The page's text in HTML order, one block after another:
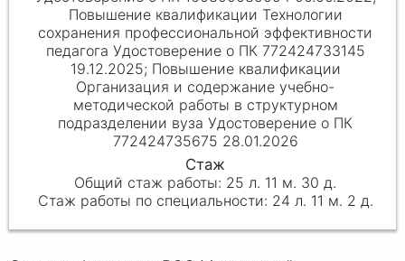
Повышение квалификации Технологии
сохранения профессиональной эффективности
педагога Удостоверение о ПК 772424733145
19.12.2025; Повышение квалификации
Организация и содержание учебно-
методической работы в структурном
подразделении вуза Удостоверение о ПК
772424735675 28.01.2026
25 л. 11 м. 30 д.
24 л. 11 м. 2 д.